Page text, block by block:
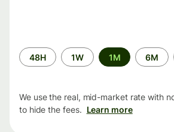
Time
period
48H 1W 1M 6M
We use the real, mid-market rate with
to hide the fees. Learn more